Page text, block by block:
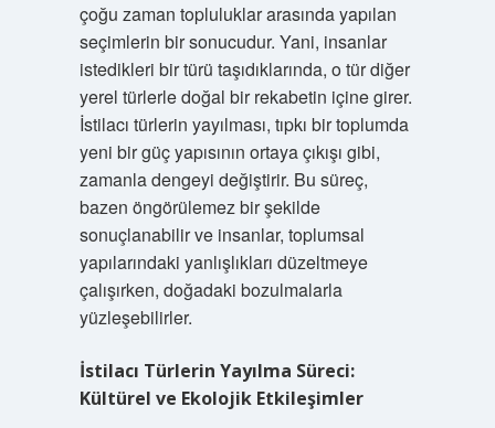
çoğu zaman topluluklar arasında yapılan
seçimlerin bir sonucudur. Yani, insanlar
istedikleri bir türü taşıdıklarında, o tür diğer
yerel türlerle doğal bir rekabetin içine girer.
İstilacı türlerin yayılması, tıpkı bir toplumda
yeni bir güç yapısının ortaya çıkışı gibi,
zamanla dengeyi değiştirir. Bu süreç,
bazen öngörülemez bir şekilde
sonuçlanabilir ve insanlar, toplumsal
yapılarındaki yanlışlıkları düzeltmeye
çalışırken, doğadaki bozulmalarla
yüzleşebilirler.
İstilacı Türlerin Yayılma Süreci:
Kültürel ve Ekolojik Etkileşimler